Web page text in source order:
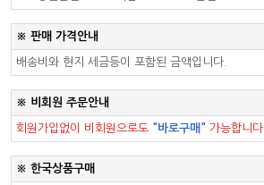
※ 판매 가격안내
배송비와 현지 세금등이 포함된 금액입니다.
※ 비회원 주문안내
회원가입없이 비회원으로도 "바로구매"가능합니다.
※ 한국상품구매